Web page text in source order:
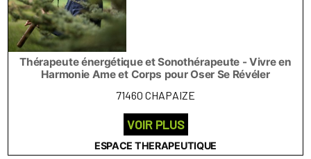
Thérapeute énergétique et Sonothérapeute - Vivre en
Harmonie Ame et Corps pour Oser Se Révéler
71460 CHAPAIZE
VOIR PLUS
ESPACE THERAPEUTIQUE